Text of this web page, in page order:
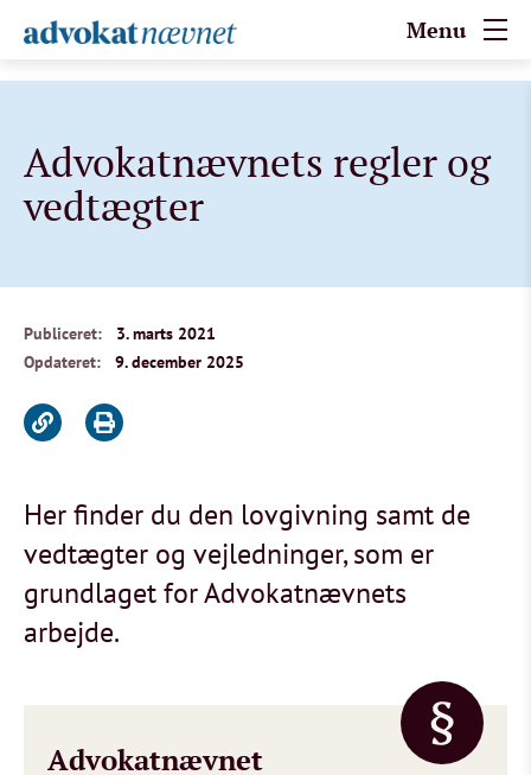
Menu
Advokatnævnets regler og
vedtægter
Publiceret:
3. marts 2021
Opdateret:
9. december 2025
Her finder du den lovgivning samt de
vedtægter og vejledninger, som er
grundlaget for Advokatnævnets
arbejde.
Advokatnævnet